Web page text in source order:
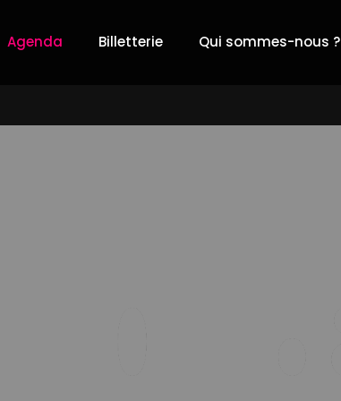
Orchestre de Vienne
Agenda Billetterie Qui sommes-nous ?